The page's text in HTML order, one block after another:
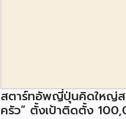
สตาร์ทอัพญี่ปุ่นคิดใหญ่
ครัว” ตั้งเป้าติดตั้ง